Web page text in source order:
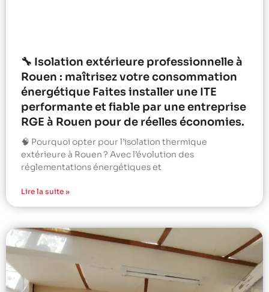
🔧 Isolation extérieure professionnelle à
Rouen : maîtrisez votre consommation
énergétique Faites installer une ITE
performante et fiable par une entreprise
RGE à Rouen pour de réelles économies.
🧠 Pourquoi opter pour l’isolation thermique
extérieure à Rouen ? Avec l’évolution des
réglementations énergétiques et
Lire la suite »